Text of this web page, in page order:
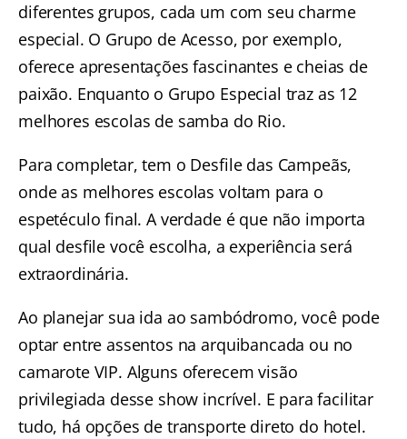
diferentes grupos, cada um com seu charme
especial. O Grupo de Acesso, por exemplo,
oferece apresentações fascinantes e cheias de
paixão. Enquanto o Grupo Especial traz as 12
melhores escolas de samba do Rio.
Para completar, tem o Desfile das Campeãs,
onde as melhores escolas voltam para o
espetéculo final. A verdade é que não importa
qual desfile você escolha, a experiência será
extraordinária.
Ao planejar sua ida ao sambódromo, você pode
optar entre assentos na arquibancada ou no
camarote VIP. Alguns oferecem visão
privilegiada desse show incrível. E para facilitar
tudo, há opções de transporte direto do hotel.